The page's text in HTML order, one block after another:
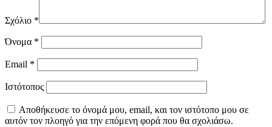
Σχόλιο *
Όνομα *
Email *
Ιστότοπος
Αποθήκευσε το όνομά μου, email, και τον ιστότοπο μου σε
αυτόν τον πλοηγό για την επόμενη φορά που θα σχολιάσω.